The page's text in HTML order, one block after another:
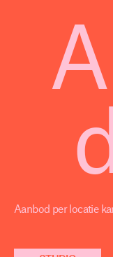
Aanbod per locatie